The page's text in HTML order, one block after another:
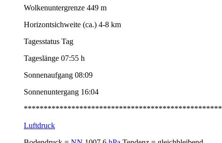
Wolkenuntergrenze 449 m
Horizontsichweite (ca.) 4-8 km
Tagesstatus Tag
Tageslänge 07:55 h
Sonnenaufgang 08:09
Sonnenuntergang 16:04
Luftdruck